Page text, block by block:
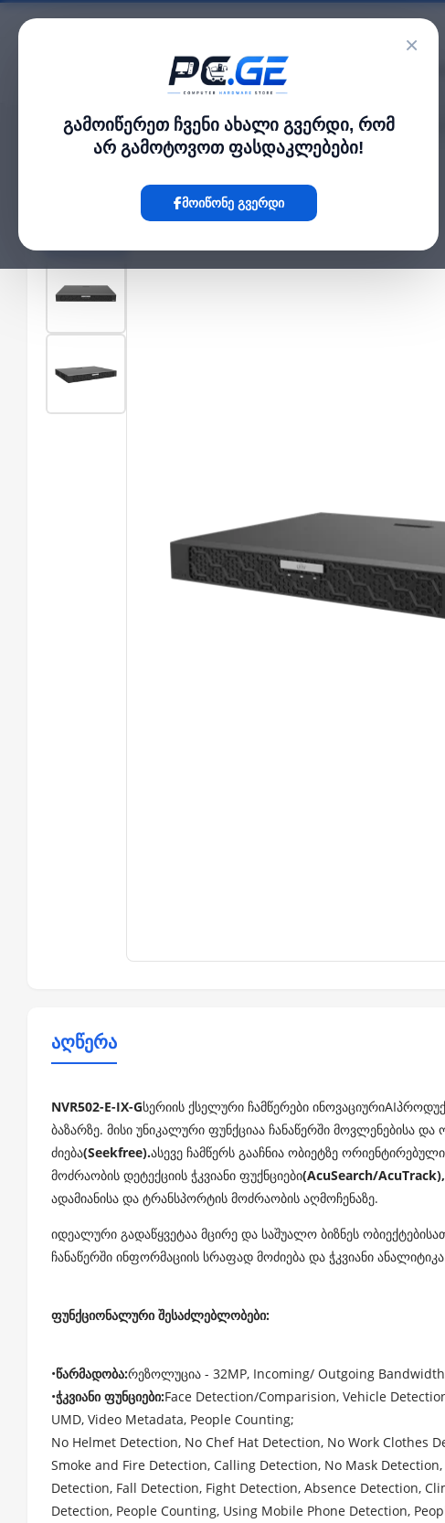
×
გამოიწერეთ ჩვენი ახალი გვერდი, რომ
არ გამოტოვოთ ფასდაკლებები!
მოიწონე გვერდი
კატალოგი
მთავარი›NVR / DVR სისტემები›32 არხიანი IP ვიდეო ჩამწერი NVR - 2 მყარი
აღწერა
NVR502-E-IX-Gსერიის ქსელური ჩამწერები
ბაზარზე. მისი უნიკალური ფუნქციაა ჩანაწერში მოვლენებისა და
ძიება(Seekfree).ასევე ჩამწერს გააჩნია ობიეტზე
მოძრაობის დეტექციის ჭკვიანი ფუქნციები(AcuSearch/AcuTrack),
ადამიანისა და ტრანსპორტის მოძრაობის აღმოჩენაზე.
იდეალური გადაწყვეტაა მცირე და საშუალო ბიზნეს
ჩანაწერში ინფორმაციის სრაფად მოძიება და ჭკვიანი
ფუნქციონალური შესაძლებლობები:
•წარმადობა:რეზოლუცია - 32MP, Incoming/ Outgoing
•ჭკვიანი ფუნციები:Face Detection/Comparision, Vehicle
UMD, Video Metadata, People Counting;
No Helmet Detection, No Chef Hat Detection, No Work Clothes
Smoke and Fire Detection, Calling Detection, No Mask
Detection, Fall Detection, Fight Detection, Absence Detection,
Detection, People Counting, Using Mobile Phone Detection,